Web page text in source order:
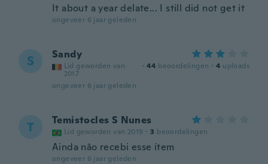
It about a year delate... I still did not get it
ongeveer 6 jaar geleden
S Sandy
Lid geworden van
2017
· 44 beoordelingen · 4 uploads
ongeveer 6 jaar geleden
T Temistocles S Nunes
Lid geworden van 2019 · 3 beoordelingen
Ainda não recebi esse ítem
ongeveer 6 jaar geleden